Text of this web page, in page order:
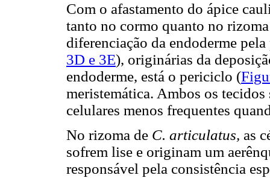
Com o afastamento do ápice
tanto no cormo quanto no
diferenciação da endoderme
3D e 3E), originárias da
endoderme, está o periciclo (
meristemática. Ambos os
celulares menos frequentes
No rizoma de C. articulatus, as
sofrem lise e originam um
responsável pela consistência